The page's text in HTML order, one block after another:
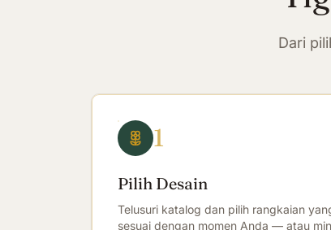
Dari
1
Pilih Desain
Telusuri katalog dan pilih rangkaian
sesuai dengan momen Anda — atau